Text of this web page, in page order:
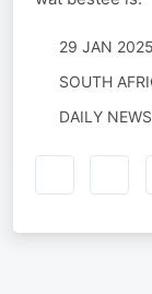
29 JAN
SOUTH
DAILY